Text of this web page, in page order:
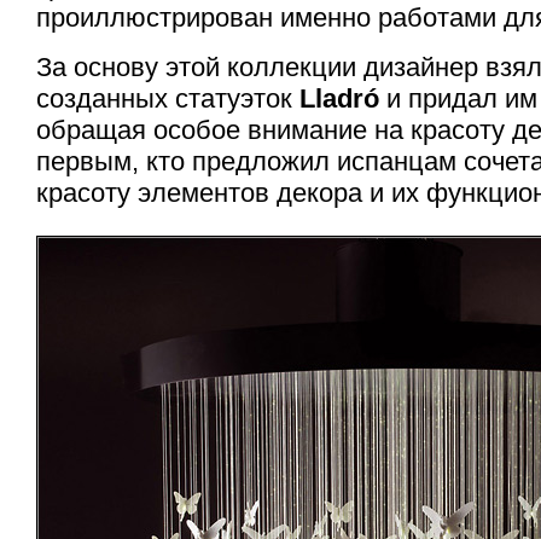
проиллюстрирован именно работами
За основу этой коллекции дизайнер
созданных статуэток Lladró и придал
обращая особое внимание на красоту
первым, кто предложил испанцам
красоту элементов декора и их